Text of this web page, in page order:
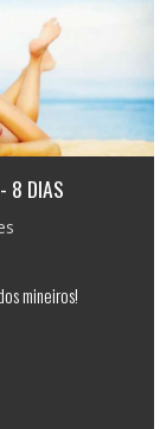
8 DIAS
mineiros!